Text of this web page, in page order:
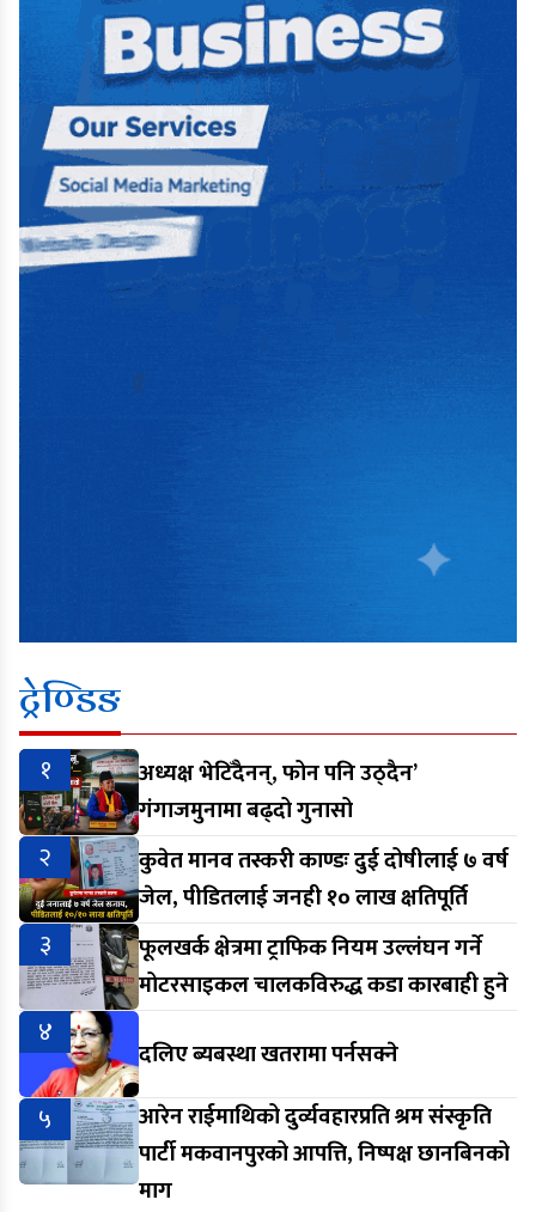
ट्रेण्डिङ
१
अध्यक्ष भेटिँदैनन्, फोन पनि उठ्दैन’
गंगाजमुनामा बढ्दो गुनासो
२
कुवेत मानव तस्करी काण्डः दुई दोषीलाई ७ वर्ष
जेल, पीडितलाई जनही १० लाख क्षतिपूर्ति
३
फूलखर्क क्षेत्रमा ट्राफिक नियम उल्लंघन गर्ने
मोटरसाइकल चालकविरुद्ध कडा कारबाही हुने
४
दलिए ब्यबस्था खतरामा पर्नसक्ने
५
आरेन राईमाथिको दुर्व्यवहारप्रति श्रम संस्कृति
पार्टी मकवानपुरको आपत्ति, निष्पक्ष छानबिनको
माग